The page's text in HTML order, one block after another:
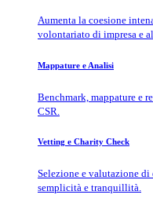
Aumenta la coesione
volontariato di impresa e
Mappature e Analisi
Benchmark, mappature e
CSR.
Vetting e Charity Check
Selezione e valutazione
semplicità e tranquillità.